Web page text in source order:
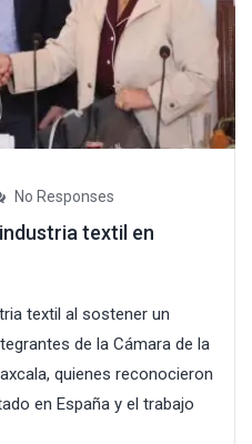
No Responses
textil en
textil al sostener un
de la Cámara de la
quienes reconocieron
en España y el trabajo